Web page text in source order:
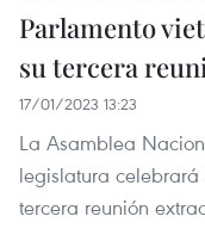
Parlamento
su tercera
17/01/2023 13:23
La Asamblea
legislatura
tercera reunión